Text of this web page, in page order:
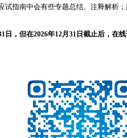
指南中会有些专题总结、注释解析
，但在2026年12月31日截止后，在线